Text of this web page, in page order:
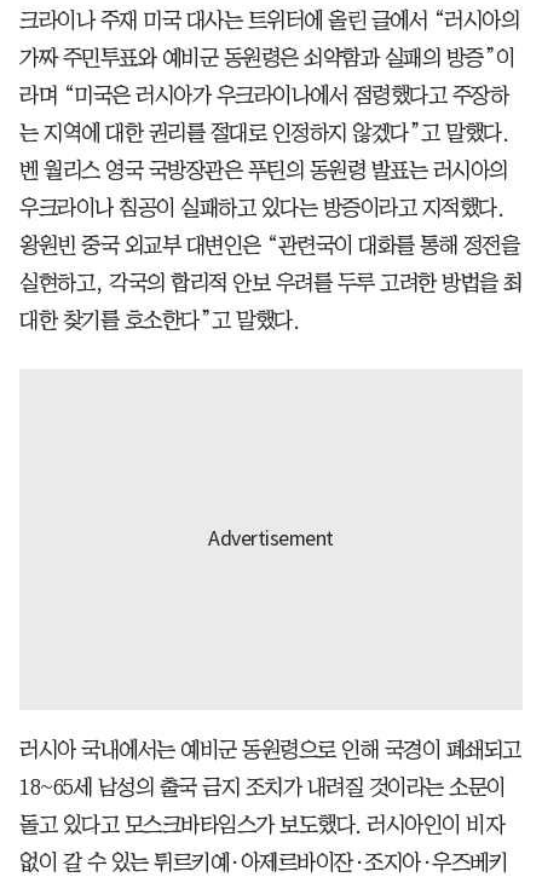
크라이나 주재 미국 대사는 트위터에 올린 글에서 “러시아의
가짜 주민투표와 예비군 동원령은 쇠약함과 실패의 방증”이
라며 “미국은 러시아가 우크라이나에서 점령했다고 주장하
는 지역에 대한 권리를 절대로 인정하지 않겠다”고 말했다.
벤 월리스 영국 국방장관은 푸틴의 동원령 발표는 러시아의
우크라이나 침공이 실패하고 있다는 방증이라고 지적했다.
왕원빈 중국 외교부 대변인은 “관련국이 대화를 통해 정전을
실현하고, 각국의 합리적 안보 우려를 두루 고려한 방법을 최
대한 찾기를 호소한다”고 말했다.
러시아 국내에서는 예비군 동원령으로 인해 국경이 폐쇄되고
18~65세 남성의 출국 금지 조치가 내려질 것이라는 소문이
돌고 있다고 모스크바타임스가 보도했다. 러시아인이 비자
없이 갈 수 있는 튀르키예·아제르바이잔·조지아·우즈베키